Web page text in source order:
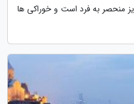
منحصر به فرد است و خوراکی ها